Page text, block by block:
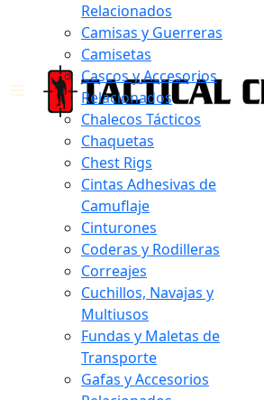
Relacionados
Camisas y Guerreras
Camisetas
Cascos y Accesorios
Relacionados
Chalecos Tácticos
Chaquetas
Chest Rigs
Cintas Adhesivas de
Camuflaje
Cinturones
Coderas y Rodilleras
Correajes
Cuchillos, Navajas y
Multiusos
Fundas y Maletas de
Transporte
Gafas y Accesorios